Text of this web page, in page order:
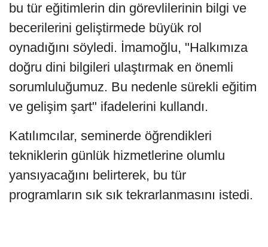
bu tür eğitimlerin din görevlilerinin bilgi ve
becerilerini geliştirmede büyük rol
oynadığını söyledi. İmamoğlu, "Halkımıza
doğru dini bilgileri ulaştırmak en önemli
sorumluluğumuz. Bu nedenle sürekli eğitim
ve gelişim şart" ifadelerini kullandı.
Katılımcılar, seminerde öğrendikleri
tekniklerin günlük hizmetlerine olumlu
yansıyacağını belirterek, bu tür
programların sık sık tekrarlanmasını istedi.